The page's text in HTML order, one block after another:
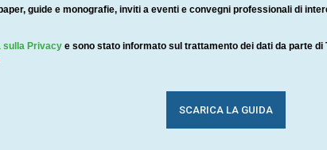
guide e monografie, inviti a eventi e convegni professionali di
sulla Privacy e sono stato informato sul trattamento dei dati da parte